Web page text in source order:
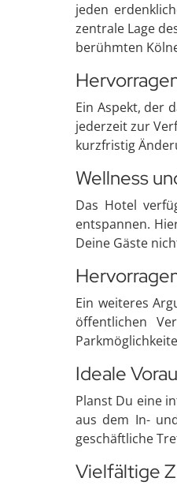
jeden
zentrale Lage
berühmten
Ein Aspekt, der
jederzeit zur
kurzfristig
Wellness
Das Hotel
entspannen.
Deine Gäste
Ein weiteres
öffentlichen
Ideale
Planst Du eine
aus dem In-
geschäftliche
Vielfältige